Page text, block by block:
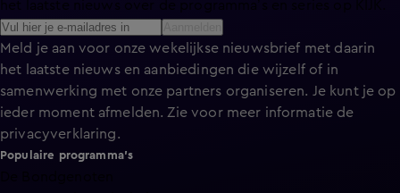
Meld je aan voor onze wekelijkse nieuwsbrief met daarin
het laatste nieuws en aanbiedingen die wijzelf of in
samenwerking met onze partners organiseren. Je kunt je op
ieder moment afmelden. Zie voor meer informatie de
privacyverklaring.
Populaire programma's